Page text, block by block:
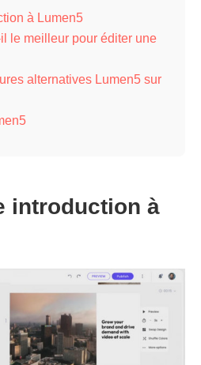
à Lumen5
le meilleur pour éditer une
alternatives Lumen5 sur
introduction à